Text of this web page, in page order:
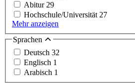
Abitur 29
Hochschule/Universität 27
Mehr anzeigen
Sprachen
Deutsch 32
Englisch 1
Arabisch 1